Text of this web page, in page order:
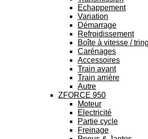
Echappement
Variation
Démarrage
Refroidissement
Boîte à vitesse /
Carénages
Accessoires
Train avant
Train arrière
Autre
ZFORCE 950
Moteur
Electricité
Partie cycle
Freinage